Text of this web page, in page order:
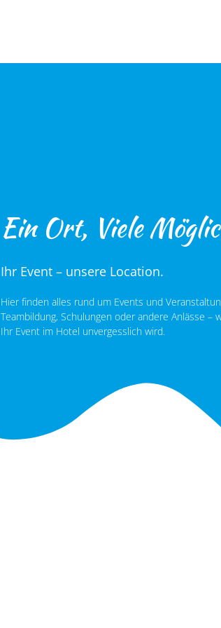
Ein Ort, Viele
Ihr Event – unsere Location.
Hier finden alles rund um Events und
Teambildung, Schulungen oder andere Anlässe –
Ihr Event im Hotel unvergesslich wird.